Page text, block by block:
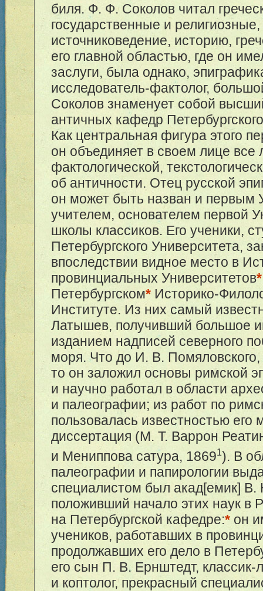
биля. Ф. Ф. Соколов читал
государственные и религиозные,
источниковедение, историю,
его главной областью, где он
заслуги, была однако,
исследователь-фактолог,
Соколов знаменует собой
античных кафедр
Как центральная фигура этого
он объединяет в своем лице
фактологической,
об античности. Отец русской
он может быть назван и первым
учителем, основателем первой
школы классиков. Его ученики,
Петербургского Университета,
впоследствии видное место в
провинциальных Университетов*
Петербургском* Историко-
Институте. Из них самый
Латышев, получивший большое
изданием надписей северного
моря. Что до И. В. Помяловского,
то он заложил основы римской
и научно работал в области
и палеографии; из работ по
пользовалась известностью его
диссертация (М. Т. Варрон
и Мениппова сатура, 18691). В
палеографии и папирологии
специалистом был акад[емик] В.
положивший начало этих наук в
на Петербургской кафедре:* он
учеников, работавших в
продолжавших его дело в
его сын П. В. Ернштедт, классик-
и коптолог, прекрасный